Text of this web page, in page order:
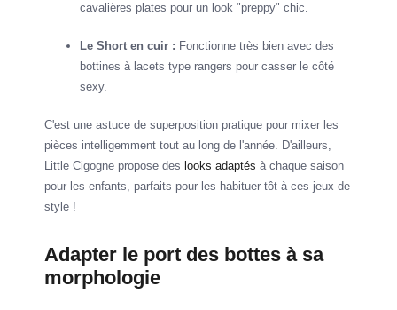
cavalières plates pour un look "preppy" chic.
Le Short en cuir : Fonctionne très bien avec des
bottines à lacets type rangers pour casser le côté
sexy.
C'est une astuce de superposition pratique pour mixer les
pièces intelligemment tout au long de l'année. D'ailleurs,
Little Cigogne propose des looks adaptés à chaque saison
pour les enfants, parfaits pour les habituer tôt à ces jeux de
style !
Adapter le port des bottes à sa
morphologie